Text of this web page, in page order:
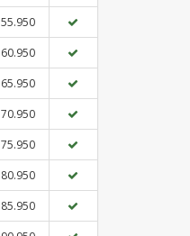
55.950
60.950
65.950
70.950
75.950
80.950
85.950